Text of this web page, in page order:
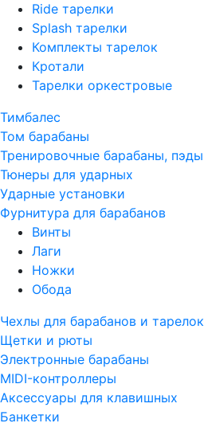
Ride тарелки
Splash тарелки
Комплекты тарелок
Кротали
Тарелки оркестровые
Тимбалес
Том барабаны
Тренировочные барабаны, пэды
Тюнеры для ударных
Ударные установки
Фурнитура для барабанов
Винты
Лаги
Ножки
Обода
Чехлы для барабанов и тарелок
Щетки и рюты
Электронные барабаны
MIDI-контроллеры
Аксессуары для клавишных
Банкетки